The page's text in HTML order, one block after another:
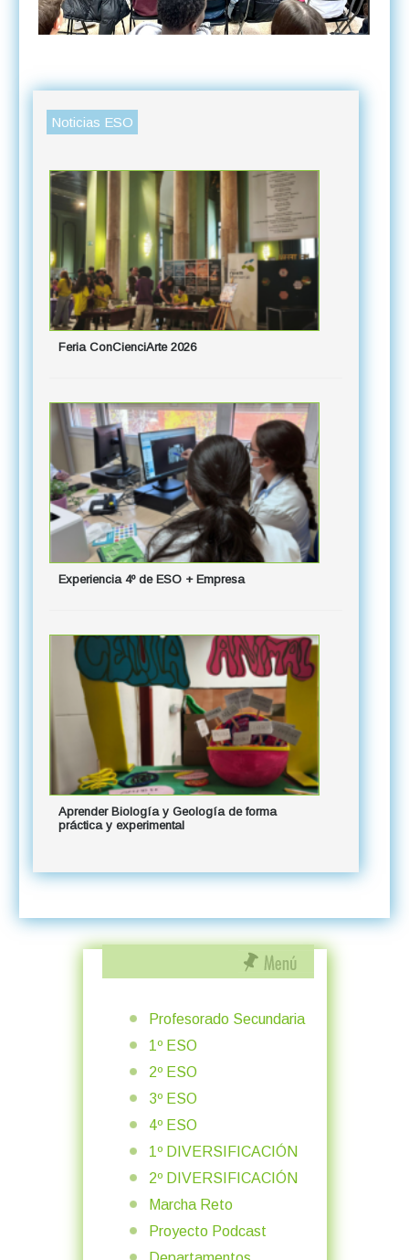
Noticias ESO
Feria ConCienciArte 2026
Experiencia 4º de ESO + Empresa
Aprender Biología y Geología de forma
práctica y experimental
Profesorado Secundaria
1º ESO
2º ESO
3º ESO
4º ESO
1º DIVERSIFICACIÓN
2º DIVERSIFICACIÓN
Marcha Reto
Proyecto Podcast